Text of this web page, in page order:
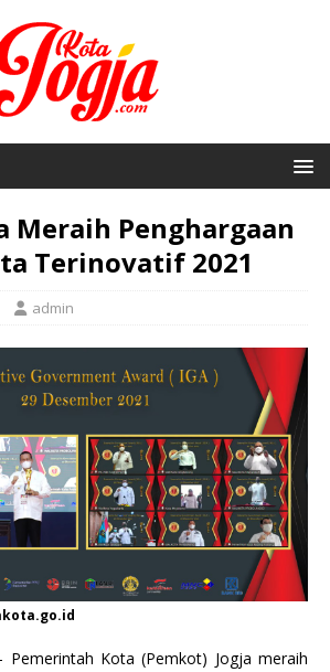
Meraih Penghargaan
Terinovatif 2021
admin
Pemerintah Kota (Pemkot) Jogja meraih